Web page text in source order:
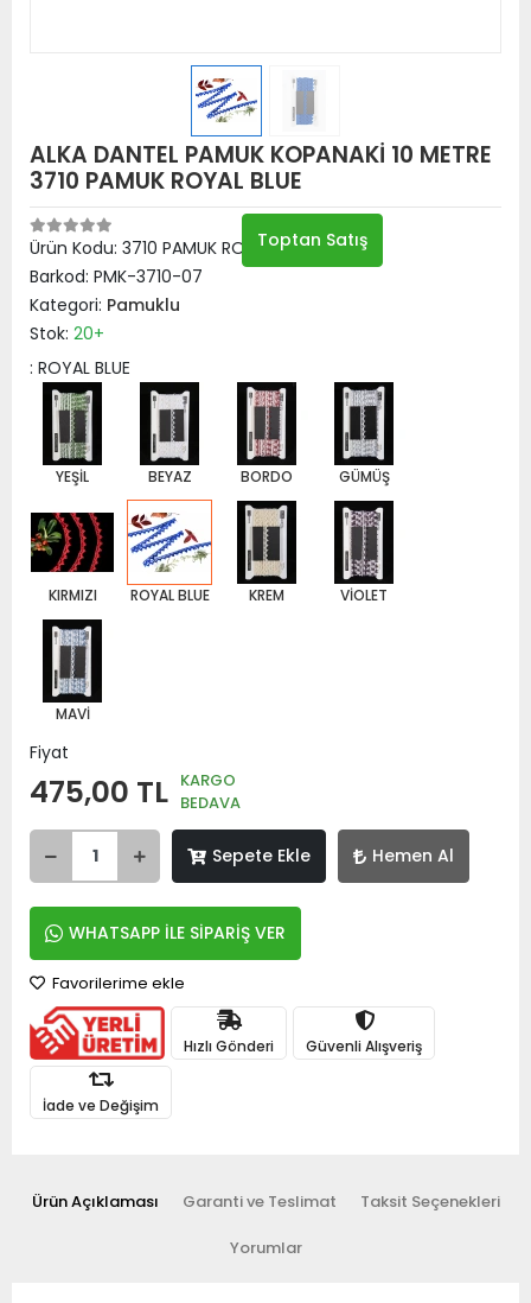
ALKA DANTEL PAMUK KOPANAKİ 10 METRE
3710 PAMUK ROYAL BLUE
Ürün Kodu: 3710 PAMUK ROYAL BLUE
Barkod: PMK-3710-07
Kategori: Pamuklu
Stok: 20+
: ROYAL BLUE
YEŞİL BEYAZ BORDO GÜMÜŞ
KIRMIZI ROYAL BLUE KREM VİOLET
MAVİ
Fiyat
475,00 TL KARGO
BEDAVA
Sepete Ekle Hemen Al
WHATSAPP İLE SİPARİŞ VER
Toptan Satış
Favorilerime ekle
Hızlı Gönderi Güvenli Alışveriş
İade ve Değişim
Ürün Açıklaması Garanti ve Teslimat Taksit Seçenekleri
Yorumlar